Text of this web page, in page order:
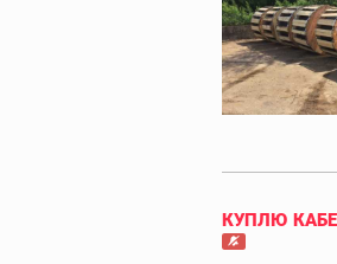
КУПЛЮ